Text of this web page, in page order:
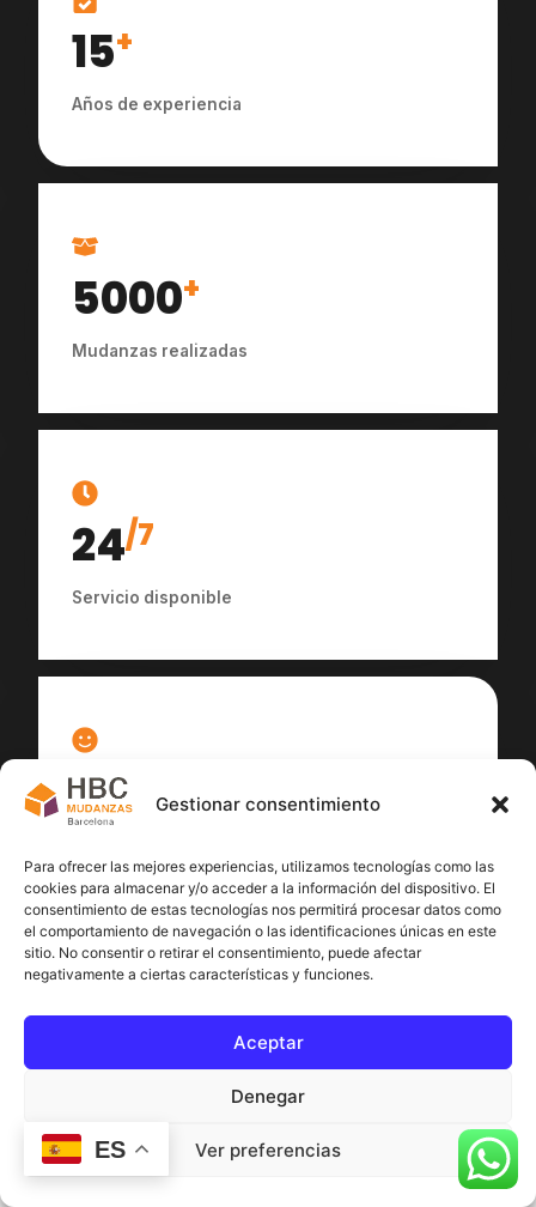
Gestionar consentimiento
Para ofrecer las mejores experiencias, utilizamos tecnologías como las
cookies para almacenar y/o acceder a la información del dispositivo. El
consentimiento de estas tecnologías nos permitirá procesar datos como
el comportamiento de navegación o las identificaciones únicas en este
sitio. No consentir o retirar el consentimiento, puede afectar
negativamente a ciertas características y funciones.
Aceptar
Denegar
Ver preferencias
15+
Años de experiencia
5000+
Mudanzas realizadas
24/7
Servicio disponible
100
ES